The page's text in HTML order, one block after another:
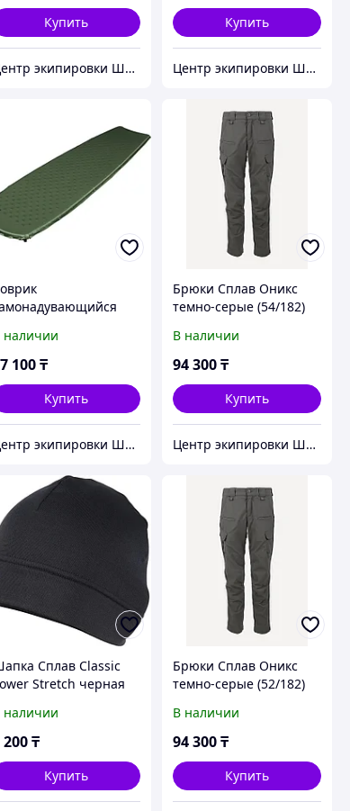
Купить
Центр экипировки Штурм
Купить
Центр экипировки Штурм
(OneSize)
наличии
100 ₸
Купить
Центр экипировки Штурм
Брюки Сплав Оникс
темно-серые (54/182)
В наличии
94 300₸
Купить
Центр экипировки Штурм
Сплав Classic
Stretch черная
наличии
200 ₸
Купить
Брюки Сплав Оникс
темно-серые (52/182)
В наличии
94 300₸
Купить